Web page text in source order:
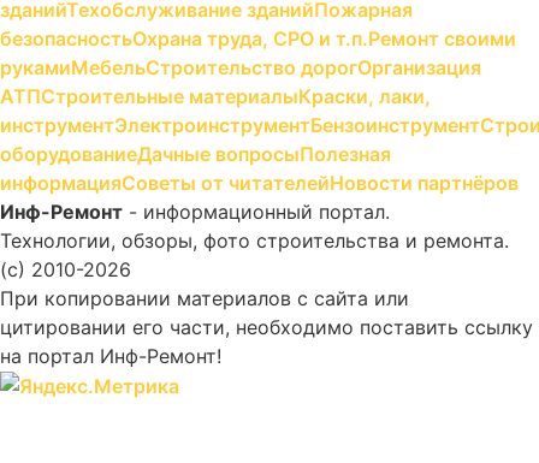
зданийТехобслуживание зданийПожарная
безопасностьОхрана труда, СРО и т.п.Ремонт своими
рукамиМебельСтроительство дорогОрганизация
АТПСтроительные материалыКраски, лаки,
инструментЭлектроинструментБензоинструмент
оборудованиеДачные вопросыПолезная
информацияСоветы от читателейНовости партнёров
Инф-Ремонт - информационный портал.
Технологии, обзоры, фото строительства и ремонта.
(c) 2010-2026
При копировании материалов с сайта или
цитировании его части, необходимо поставить ссылку
на портал Инф-Ремонт!